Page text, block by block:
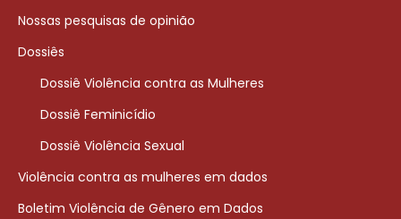
Nossas pesquisas de opinião
Dossiês
Dossiê Violência contra as Mulheres
Dossiê Feminicídio
Dossiê Violência Sexual
Violência contra as mulheres em dados
Boletim Violência de Gênero em Dados